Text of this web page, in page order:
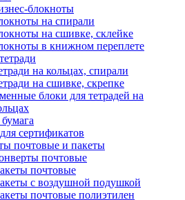
блокноты
на спирали
на сшивке, склейке
в книжном переплете
на кольцах, спирали
на сшивке, скрепке
блоки для тетрадей на
сертификатов
почтовые и пакеты
почтовые
почтовые
с воздушной подушкой
почтовые полиэтилен